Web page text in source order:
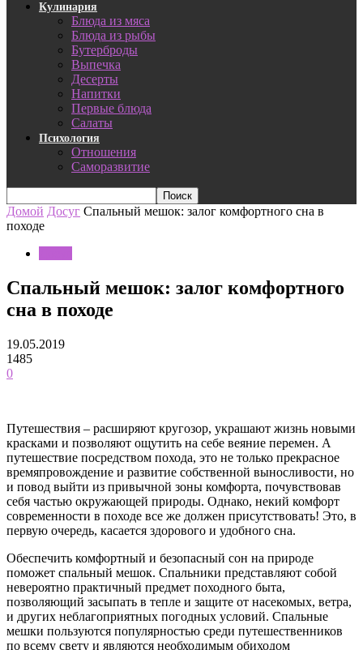
Кулинария
Блюда из мяса
Блюда из рыбы
Бутерброды
Выпечка
Десерты
Напитки
Первые блюда
Салаты
Психология
Отношения
Саморазвитие
Домой Досуг Спальный мешок: залог комфортного сна в
походе
Спальный мешок: залог комфортного
сна в походе
19.05.2019
1485
0
Путешествия – расширяют кругозор, украшают жизнь новыми
красками и позволяют ощутить на себе веяние перемен. А
путешествие посредством похода, это не только прекрасное
времяпровождение и развитие собственной выносливости, но
и повод выйти из привычной зоны комфорта, почувствовав
себя частью окружающей природы. Однако, некий комфорт
современности в походе все же должен присутствовать! Это, в
первую очередь, касается здорового и удобного сна.
Обеспечить комфортный и безопасный сон на природе
поможет спальный мешок. Спальники представляют собой
невероятно практичный предмет походного быта,
позволяющий засыпать в тепле и защите от насекомых, ветра,
и других неблагоприятных погодных условий. Спальные
мешки пользуются популярностью среди путешественников
по всему свету и являются необходимым обиходом